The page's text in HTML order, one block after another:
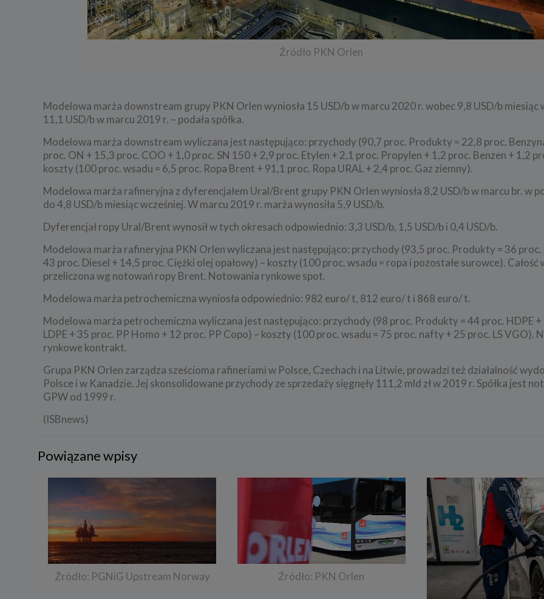
Źródło PKN Orlen
Modelowa marża downstream grupy PKN Orlen wyniosła 15 USD/b w marcu 2020 r. wobec 9,8 USD/b miesiąc
11,1 USD/b w marcu 2019 r. – podała spółka.
Modelowa marża downstream wyliczana jest następująco: przychody (90,7 proc. Produkty = 22,8 proc.
proc. ON + 15,3 proc. COO + 1,0 proc. SN 150 + 2,9 proc. Etylen + 2,1 proc. Propylen + 1,2 proc. Benzen + 1,2
koszty (100 proc. wsadu = 6,5 proc. Ropa Brent + 91,1 proc. Ropa URAL + 2,4 proc. Gaz ziemny).
Modelowa marża rafineryjna z dyferencjałem Ural/Brent grupy PKN Orlen wyniosła 8,2 USD/b w marcu br. w
do 4,8 USD/b miesiąc wcześniej. W marcu 2019 r. marża wynosiła 5,9 USD/b.
Dyferencjał ropy Ural/Brent wynosił w tych okresach odpowiednio: 3,3 USD/b, 1,5 USD/b i 0,4 USD/b.
Modelowa marża rafineryjna PKN Orlen wyliczana jest następująco: przychody (93,5 proc. Produkty = 36 proc.
43 proc. Diesel + 14,5 proc. Ciężki olej opałowy) – koszty (100 proc. wsadu = ropa i pozostałe surowce). Całość
przeliczona wg notowań ropy Brent. Notowania rynkowe spot.
Modelowa marża petrochemiczna wyniosła odpowiednio: 982 euro/ t, 812 euro/ t i 868 euro/ t.
Modelowa marża petrochemiczna wyliczana jest następująco: przychody (98 proc. Produkty = 44 proc. HDPE +
LDPE + 35 proc. PP Homo + 12 proc. PP Copo) – koszty (100 proc. wsadu = 75 proc. nafty + 25 proc. LS VGO).
rynkowe kontrakt.
Grupa PKN Orlen zarządza sześcioma rafineriami w Polsce, Czechach i na Litwie, prowadzi też działalność
Polsce i w Kanadzie. Jej skonsolidowane przychody ze sprzedaży sięgnęły 111,2 mld zł w 2019 r. Spółka jest
GPW od 1999 r.
(ISBnews)
Powiązane wpisy
Źródło: PGNiG Upstream Norway Źródło: PKN Orlen